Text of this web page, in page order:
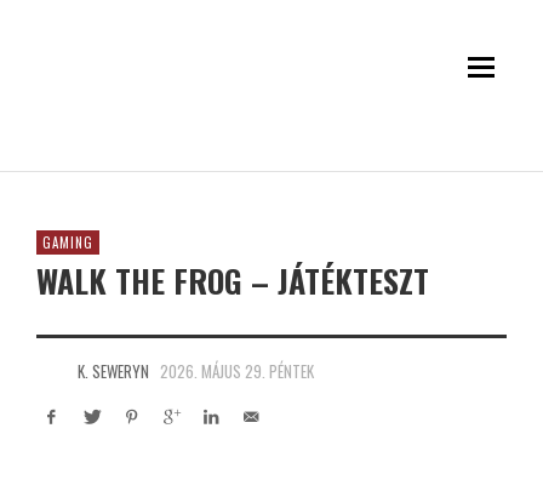
GAMING
WALK THE FROG – JÁTÉKTESZT
K. SEWERYN 2026. MÁJUS 29. PÉNTEK